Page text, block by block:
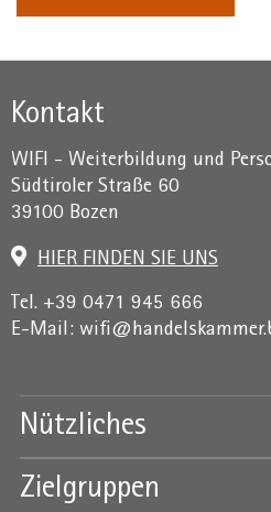
Kontakt
WIFI - Weiterbildung und
Südtiroler Straße 60
39100 Bozen
HIER FINDEN SIE UNS
Tel. +39 0471 945 666
E-Mail:
Nützliches
Zielgruppen